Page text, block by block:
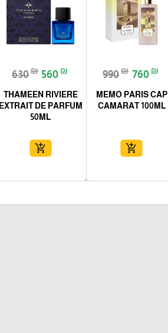
990₪ 760 ₪
MEMO PARIS CAP
CAMARAT 100ML
add_shopping_cart
630₪ 560 ₪
THAMEEN RIVIERE
EXTRAIT DE PARFUM
50ML
add_shopping_cart